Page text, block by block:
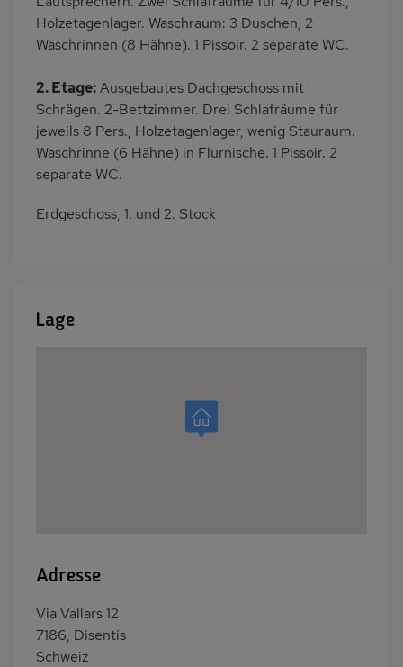
Holzetagenlager. Waschraum: 3 Duschen, 2
Waschrinnen (8 Hähne). 1 Pissoir. 2 separate WC.
2. Etage:Ausgebautes Dachgeschoss mit
Schrägen. 2-Bettzimmer. Drei Schlafräume für
jeweils 8 Pers., Holzetagenlager, wenig Stauraum.
Waschrinne (6 Hähne) in Flurnische. 1 Pissoir. 2
separate WC.
Erdgeschoss, 1. und 2. Stock
Lage
Adresse
Via Vallars 12
7186, Disentis
Schweiz